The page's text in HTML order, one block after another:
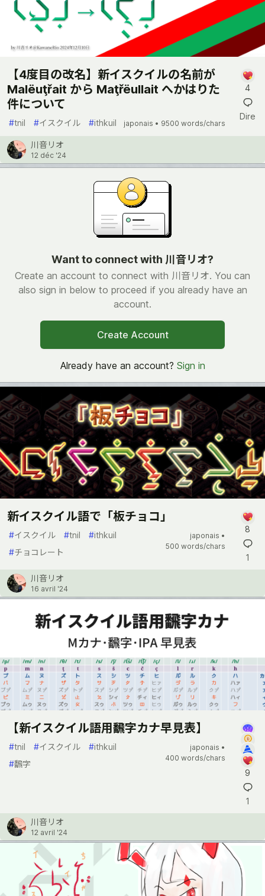
【4度目の改名】新イスクイルの名前が
Malëuţřait から Maţřëullait へかはりた
件について
#tnil #イスクイル #ithkuil japonais • 9500 words/chars
4
Dire
川音リオ
12 déc '24
Want to connect with 川音リオ?
Create an account to connect with 川音リオ. You can
also sign in below to proceed if you already have an
account.
Create Account
Already have an account? Sign in
新イスクイル語で「板チョコ」
#イスクイル #tnil #ithkuil
#チョコレート
japonais •
500 words/chars
8
1
川音リオ
16 avril '24
【新イスクイル語用飜字カナ早見表】
#tnil #イスクイル #ithkuil
#飜字
japonais •
400 words/chars
9
1
川音リオ
12 avril '24